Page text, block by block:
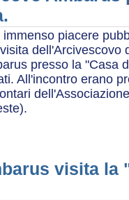
immenso piacere
dell'Arcivescovo
presso la "Casa
All'incontro erano
visita la